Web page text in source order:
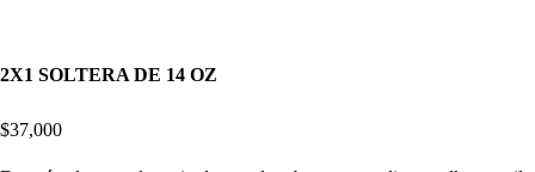
2X1 SOLTERA DE 14 OZ
$37,000